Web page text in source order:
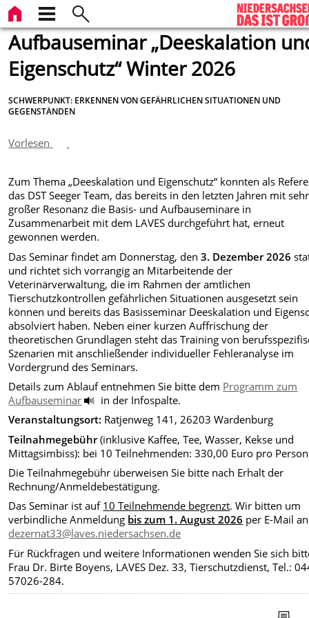
Aufbauseminar „Deeskalation
Eigenschutz“ Winter 2026
SCHWERPUNKT: ERKENNEN VON GEFÄHRLICHEN SITUATIONEN UND
GEGENSTÄNDEN
Vorlesen
Zum Thema „Deeskalation und Eigenschutz“ konnten als
das DST Seeger Team, das bereits in den letzten Jahren mit sehr
großer Resonanz die Basis- und Aufbauseminare in
Zusammenarbeit mit dem LAVES durchgeführt hat, erneut
gewonnen werden.
Das Seminar findet am Donnerstag, den3. Dezember 2026
und richtet sich vorrangig an Mitarbeitende der
Veterinärverwaltung, die im Rahmen der amtlichen
Tierschutzkontrollen gefährlichen Situationen ausgesetzt sein
können und bereits das Basisseminar Deeskalation und
absolviert haben. Neben einer kurzen Auffrischung der
theoretischen Grundlagen steht das Training von
Szenarien mit anschließender individueller Fehleranalyse im
Vordergrund des Seminars.
Details zum Ablauf entnehmen Sie bitte dem Programm zum
Aufbauseminar
in der Infospalte.
Veranstaltungsort: Ratjenweg 141, 26203 Wardenburg
Teilnahmegebühr(inklusive Kaffee, Tee, Wasser, Kekse und
Mittagsimbiss): bei 10 Teilnehmenden: 330,00 Euro pro Person
Die Teilnahmegebühr überweisen Sie bitte nach Erhalt der
Rechnung/Anmeldebestätigung.
Das Seminar ist auf 10 Teilnehmende begrenzt. Wir bitten um
verbindliche Anmeldung bis zum 1. August 2026 per E-Mail
dezernat33@laves.niedersachsen.de
Für Rückfragen und weitere Informationen wenden Sie sich
Frau Dr. Birte Boyens, LAVES Dez. 33, Tierschutzdienst, Tel.:
57026-284.